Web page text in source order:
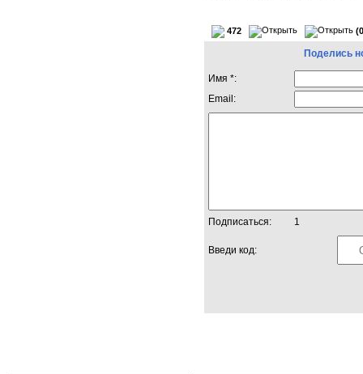
472
Поделись
Имя *:
Email:
Подписаться: 1
Введи код: